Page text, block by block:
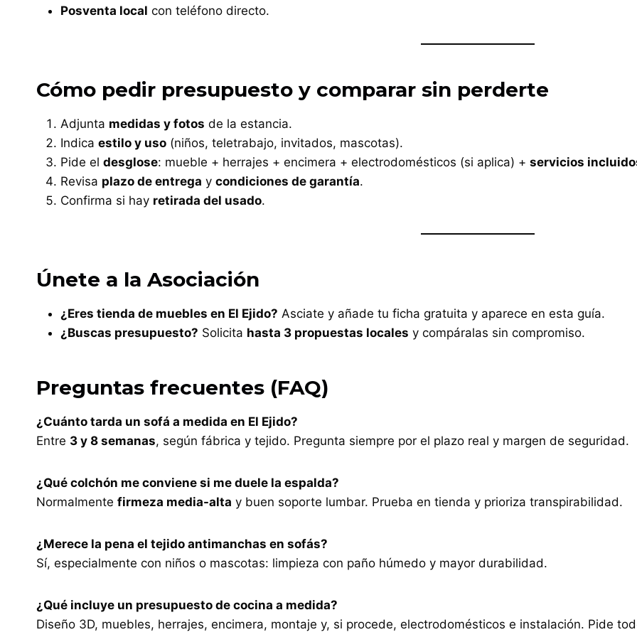
Posventa local con teléfono directo.
Cómo pedir presupuesto y comparar sin perderte
Adjunta medidas y fotos de la estancia.
Indica estilo y uso (niños, teletrabajo, invitados, mascotas).
Pide el desglose: mueble + herrajes + encimera + electrodomésticos (si aplica) + servicios
Revisa plazo de entrega y condiciones de garantía.
Confirma si hay retirada del usado.
Únete a la Asociación
¿Eres tienda de muebles en El Ejido? Asciate y añade tu ficha gratuita y aparece en esta guía.
¿Buscas presupuesto? Solicita hasta 3 propuestas locales y compáralas sin compromiso.
Preguntas frecuentes (FAQ)
¿Cuánto tarda un sofá a medida en El Ejido?
Entre 3 y 8 semanas, según fábrica y tejido. Pregunta siempre por el plazo real y margen de seguridad.
¿Qué colchón me conviene si me duele la espalda?
Normalmente firmeza media-alta y buen soporte lumbar. Prueba en tienda y prioriza transpirabilidad.
¿Merece la pena el tejido antimanchas en sofás?
Sí, especialmente con niños o mascotas: limpieza con paño húmedo y mayor durabilidad.
¿Qué incluye un presupuesto de cocina a medida?
Diseño 3D, muebles, herrajes, encimera, montaje y, si procede, electrodomésticos e instalación. Pide